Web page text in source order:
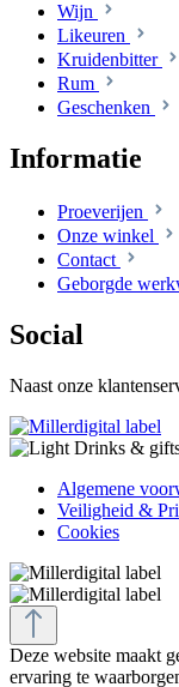
Wijn
Likeuren
Kruidenbitter
Rum
Geschenken
Informatie
Proeverijen
Onze winkel
Contact
Geborgde
Social
Naast onze
Algemene
Veiligheid &
Cookies
Deze website maakt
ervaring te